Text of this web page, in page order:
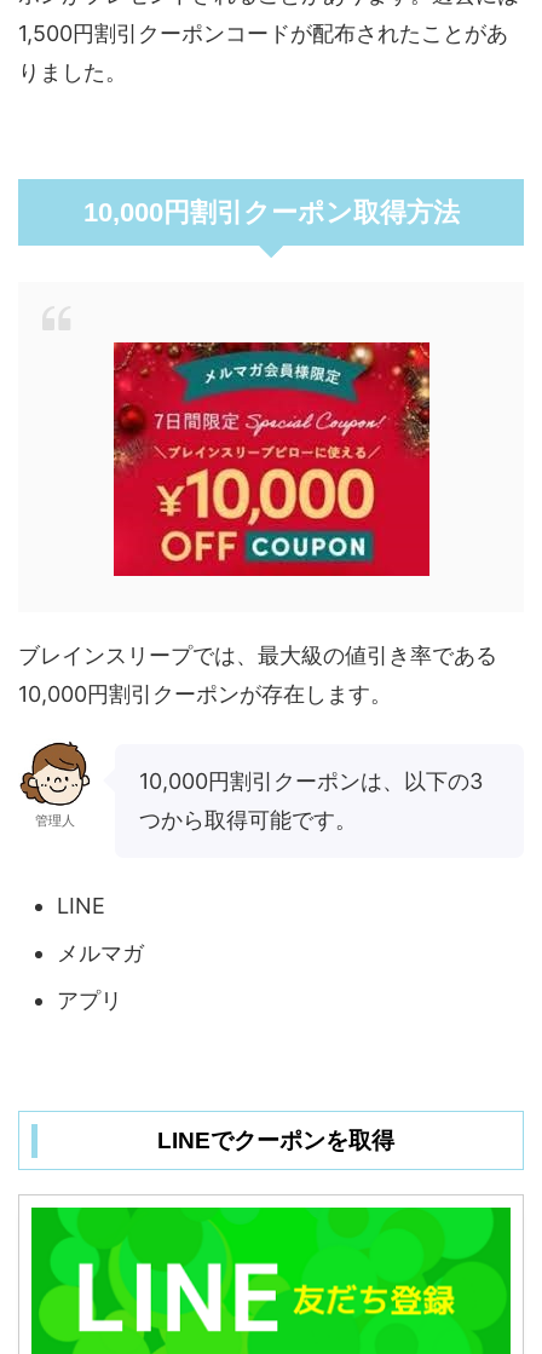
1,500円割引クーポンコードが配布されたことがあ
りました。
10,000円割引クーポン取得方法
ブレインスリープでは、最大級の値引き率である
10,000円割引クーポンが存在します。
管理人
10,000円割引クーポンは、以下の3
つから取得可能です。
LINE
メルマガ
アプリ
LINEでクーポンを取得